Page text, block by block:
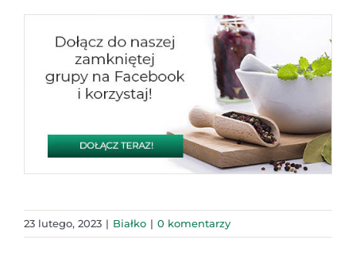
23 lutego, 2023 | Białko | 0 komentarzy